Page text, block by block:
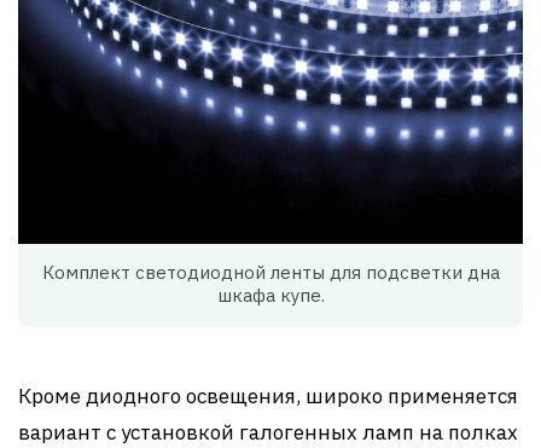
Комплект светодиодной ленты для подсветки дна
шкафа купе.
Кроме диодного освещения, широко применяется
вариант с установкой галогенных ламп на полках